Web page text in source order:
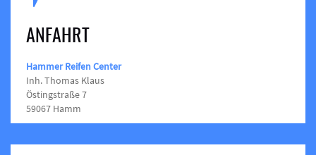
ANFAHRT
Hammer Reifen Center
Inh. Thomas Klaus
Östingstraße 7
59067 Hamm